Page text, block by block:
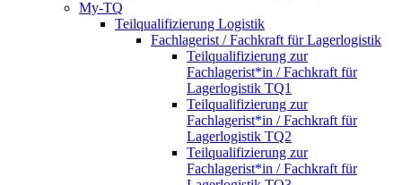
My-TQ
Teilqualifizierung Logistik
Fachlagerist / Fachkraft für Lagerlogistik
Teilqualifizierung zur
Fachlagerist*in / Fachkraft für
Lagerlogistik TQ1
Teilqualifizierung zur
Fachlagerist*in / Fachkraft für
Lagerlogistik TQ2
Teilqualifizierung zur
Fachlagerist*in / Fachkraft für